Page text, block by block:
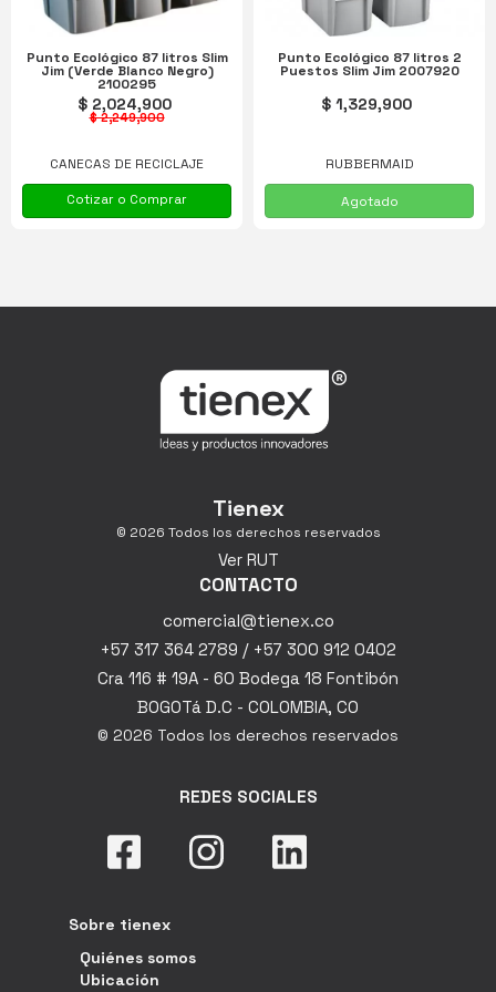
Punto Ecológico 87 litros Slim
Jim (Verde Blanco Negro)
2100295
$ 2,024,900
$ 2,249,900
CANECAS DE RECICLAJE
Cotizar o Comprar
Punto Ecológico 87 litros 2
Puestos Slim Jim 2007920
$ 1,329,900
RUBBERMAID
Agotado
Tienex
© 2026 Todos los derechos reservados
Ver RUT
CONTACTO
comercial@tienex.co
+57 317 364 2789 / +57 300 912 0402
Cra 116 # 19A - 60 Bodega 18 Fontibón
BOGOTá D.C - COLOMBIA, CO
© 2026 Todos los derechos reservados
REDES SOCIALES
Sobre tienex
Quiénes somos
Ubicación